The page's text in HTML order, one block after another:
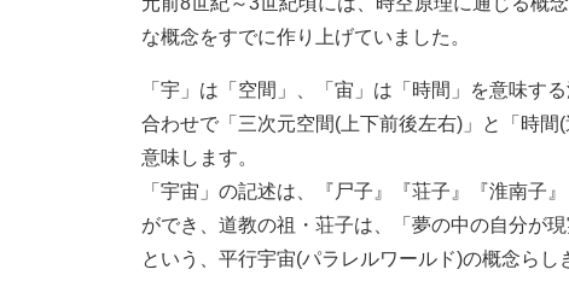
な概念をすでに作り上げていました。
「宇」は「空間」、「宙」は「時間」を意味す
合わせで「三次元空間(上下前後左右)」と「時間
意味します。
「宇宙」の記述は、『尸子』『荘子』『淮南子
ができ、道教の祖・荘子は、「夢の中の自分が
という、平行宇宙(パラレルワールド)の概念らし